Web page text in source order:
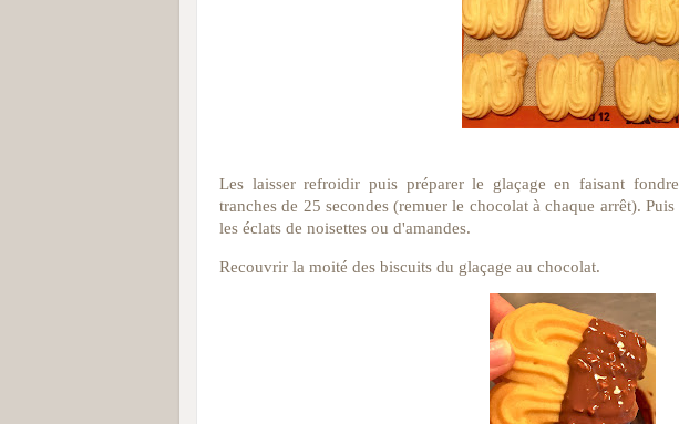
Les laisser refroidir puis préparer le glaçage en faisant
tranches de 25 secondes (remuer le chocolat à chaque arrêt).
les éclats de noisettes ou d'amandes.
Recouvrir la moité des biscuits du glaçage au chocolat.